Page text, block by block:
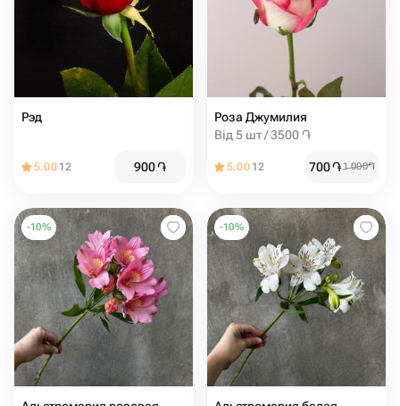
Рэд
5.00 12 900֏
Роза Джумилия
Від 5 шт / 3500 ֏
5.00 12 700֏1 000֏
-10% -10%